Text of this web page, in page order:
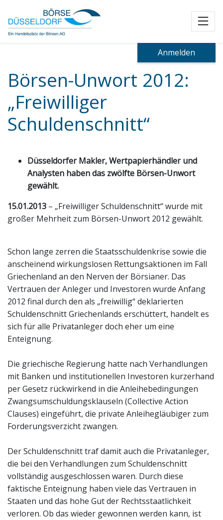
Anmelden
Börsen-Unwort 2012:
„Freiwilliger
Schuldenschnitt“
Düsseldorfer Makler, Wertpapierhändler und
Analysten haben das zwölfte Börsen-Unwort
gewählt.
15.01.2013 – „Freiwilliger Schuldenschnitt“ wurde mit
großer Mehrheit zum Börsen-Unwort 2012 gewählt.
Schon lange zerren die Staatsschuldenkrise sowie die
anscheinend wirkungslosen Rettungsaktionen im Fall
Griechenland an den Nerven der Börsianer. Das
Vertrauen der Anleger und Investoren wurde Anfang
2012 final durch den als „freiwillig“ deklarierten
Schuldenschnitt Griechenlands erschüttert, handelt es
sich für alle Privatanleger doch eher um eine
Enteignung.
Die griechische Regierung hatte nach Verhandlungen
mit Banken und institutionellen Investoren kurzerhand
per Gesetz rückwirkend in die Anleihebedingungen
Zwangsumschuldungsklauseln (Collective Action
Clauses) eingeführt, die private Anleihegläubiger zum
Forderungsverzicht zwangen.
Der Schuldenschnitt traf damit auch die Privatanleger,
die bei den Verhandlungen zum Schuldenschnitt
vollständig ausgeschlossen waren. Durch diese
faktische Enteignung haben viele das Vertrauen in
Staaten und das hohe Gut der Rechtsstaatlichkeit
verloren. Ob das wieder gewonnen werden kann, ist